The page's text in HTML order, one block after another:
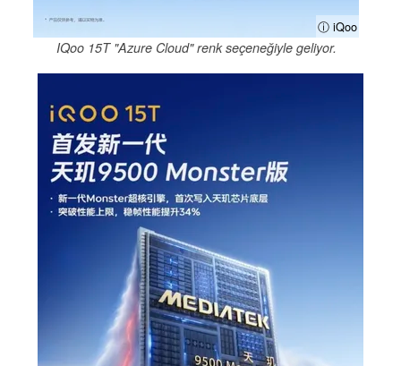
ⓘ iQoo
IQoo 15T "Azure Cloud" renk seçeneğiyle geliyor.